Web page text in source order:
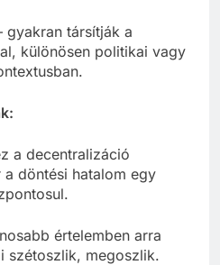
gyakran társítják a
különösen politikai vagy
a decentralizáció
döntési hatalom egy
értelemben arra
szétoszlik, megoszlik.